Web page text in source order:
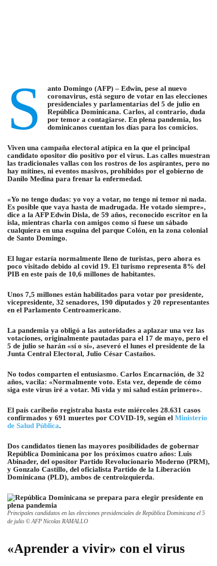
S
anto Domingo (AFP) – Edwin, pese al nuevo
coronavirus, está seguro de votar en las elecciones
presidenciales y parlamentarias del 5 de julio en
República Dominicana. Carlos, al contrario, duda
por temor a contagiarse. En plena pandemia, los
dominicanos cuentan los días para los comicios.
Viven una campaña electoral atípica en la que el principal
candidato opositor dio positivo por el virus. Las calles muestran
las tradicionales vallas con los rostros de los aspirantes, pero no
hay mítines, ni eventos masivos, prohibidos por el gobierno de
Danilo Medina para frenar la enfermedad.
«Yo no tengo dudas: yo voy a votar, no tengo ni temor ni nada.
Es posible que vaya hasta de madrugada. He votado siempre»,
dice a la AFP Edwin Disla, de 59 años, reconocido escritor en la
isla, mientras charla con amigos como si fuese un sábado
cualquiera en una esquina del parque Colón, en la zona colonial
de Santo Domingo.
El lugar estaría normalmente lleno de turistas, pero ahora es
poco visitado debido al covid 19. El turismo representa 8% del
PIB en este país de 10,6 millones de habitantes.
Unos 7,5 millones están habilitados para votar por presidente,
vicepresidente, 32 senadores, 190 diputados y 20 representantes
en el Parlamento Centroamericano.
La pandemia ya obligó a las autoridades a aplazar una vez las
votaciones, originalmente pautadas para el 17 de mayo, pero el
5 de julio se harán «sí o sí», aseveró el lunes el presidente de la
Junta Central Electoral, Julio César Castaños.
No todos comparten el entusiasmo. Carlos Encarnación, de 32
años, vacila: «Normalmente voto. Esta vez, depende de cómo
siga este virus iré a votar. Mi vida y mi salud están primero».
El país caribeño registraba hasta este miércoles 28.631 casos
confirmados y 691 muertes por COVID-19, según el Ministerio
de Salud Pública.
Dos candidatos tienen las mayores posibilidades de gobernar
República Dominicana por los próximos cuatro años: Luis
Abinader, del opositor Partido Revolucionario Moderno (PRM),
y Gonzalo Castillo, del oficialista Partido de la Liberación
Dominicana (PLD), ambos de centroizquierda.
Principales candidatos en las elecciones presidenciales de República Dominicana el 5
de julio © AFP Nicolas RAMALLO
«Aprender a vivir» con el virus